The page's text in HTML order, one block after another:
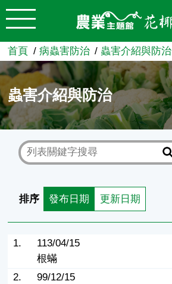
跳到主要內容
農業知識入口網
首頁 病蟲害防治 蟲害介紹與防治
蟲害介紹與防治
排序 發布日期 更新日期
1.
113/04/15
根蟎
2.
99/12/15